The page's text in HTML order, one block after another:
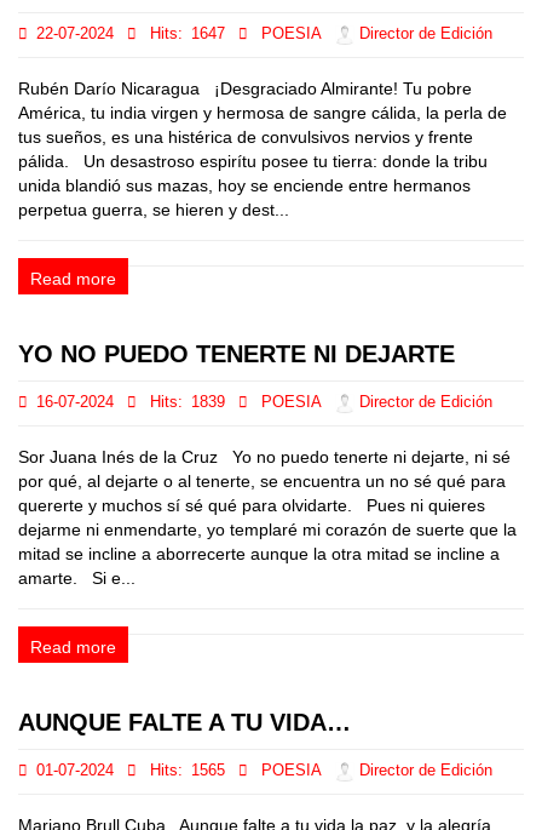
22-07-2024 Hits: 1647 POESIA Director de Edición
Rubén Darío Nicaragua ¡Desgraciado Almirante! Tu pobre
América, tu india virgen y hermosa de sangre cálida, la perla de
tus sueños, es una histérica de convulsivos nervios y frente
pálida. Un desastroso espirítu posee tu tierra: donde la tribu
unida blandió sus mazas, hoy se enciende entre hermanos
perpetua guerra, se hieren y dest...
Read more
YO NO PUEDO TENERTE NI DEJARTE
16-07-2024 Hits: 1839 POESIA Director de Edición
Sor Juana Inés de la Cruz Yo no puedo tenerte ni dejarte, ni sé
por qué, al dejarte o al tenerte, se encuentra un no sé qué para
quererte y muchos sí sé qué para olvidarte. Pues ni quieres
dejarme ni enmendarte, yo templaré mi corazón de suerte que la
mitad se incline a aborrecerte aunque la otra mitad se incline a
amarte. Si e...
Read more
AUNQUE FALTE A TU VIDA…
01-07-2024 Hits: 1565 POESIA Director de Edición
Mariano Brull Cuba Aunque falte a tu vida la paz, y la alegría